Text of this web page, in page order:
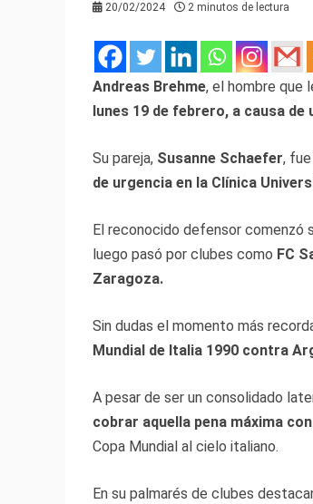
20/02/2024 2 minutos de lectura
Andreas Brehme, el hombre que
lunes 19 de febrero, a causa
Su pareja, Susanne Schaefer,
de urgencia en la Clínica
El reconocido defensor comenzó
luego pasó por clubes como FC
Zaragoza.
Sin dudas el momento más
Mundial de Italia 1990 contra
A pesar de ser un consolidado
cobrar aquella pena máxima
Copa Mundial al cielo italiano.
En su palmarés de clubes